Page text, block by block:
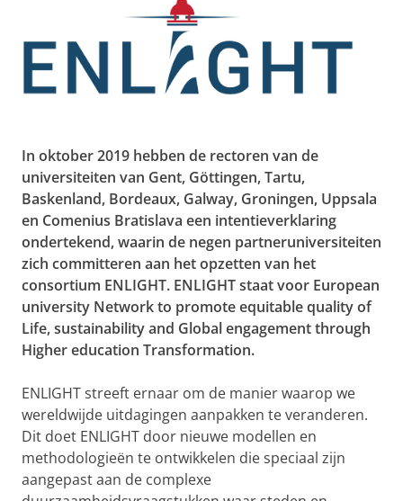
In oktober 2019 hebben de rectoren van de
universiteiten van Gent, Göttingen, Tartu,
Baskenland, Bordeaux, Galway, Groningen, Uppsala
en Comenius Bratislava een intentieverklaring
ondertekend, waarin de negen partneruniversiteiten
zich committeren aan het opzetten van het
consortium ENLIGHT. ENLIGHT staat voor European
university Network to promote equitable quality of
Life, sustainability and Global engagement through
Higher education Transformation.
ENLIGHT streeft ernaar om de manier waarop we
wereldwijde uitdagingen aanpakken te veranderen.
Dit doet ENLIGHT door nieuwe modellen en
methodologieën te ontwikkelen die speciaal zijn
aangepast aan de complexe